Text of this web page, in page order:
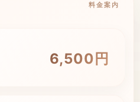
料金案内
6,500円